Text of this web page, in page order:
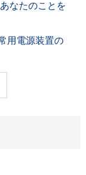
なたのことを
用電源装置の